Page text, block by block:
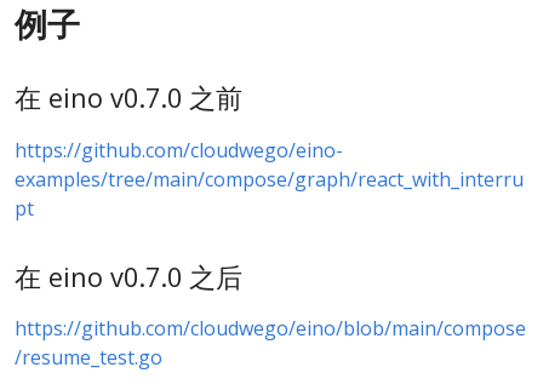
例子
在 eino v0.7.0 之前
https://github.com/cloudwego/eino-
examples/tree/main/compose/graph/react_with_interru
pt
在 eino v0.7.0 之后
https://github.com/cloudwego/eino/blob/main/compose
/resume_test.go